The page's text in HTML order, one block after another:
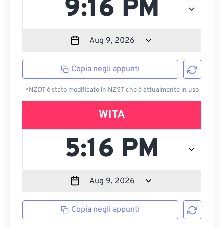
Copia negli appunti
*NZDT è stato modificato in NZST che è attualmente in uso
WITA
Copia negli appunti